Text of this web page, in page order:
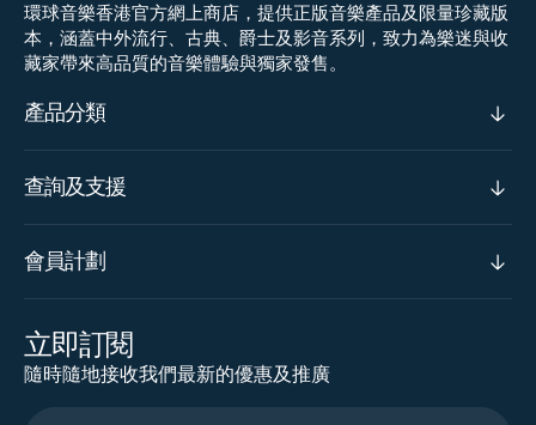
環球音樂香港官方網上商店，提供正版音樂產品及限量珍藏版
本，涵蓋中外流行、古典、爵士及影音系列，致力為樂迷與收
藏家帶來高品質的音樂體驗與獨家發售。
產品分類
查詢及支援
會員計劃
立即訂閱
隨時隨地接收我們最新的優惠及推廣